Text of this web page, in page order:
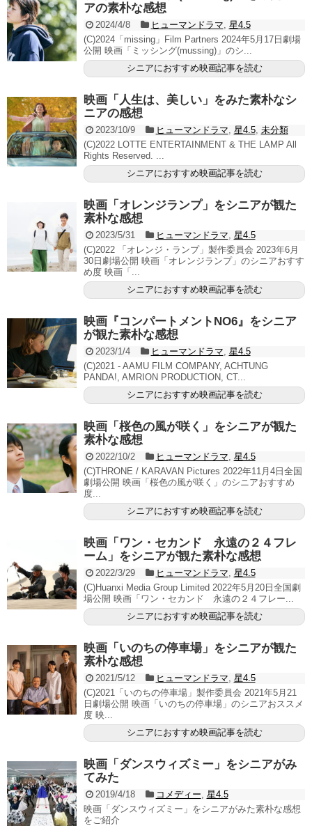
アの素朴な感想
2024/4/8 ヒューマンドラマ, 星4.5
(C)︎2024「missing」Film Partners 2024年5月17日劇場
公開 映画「ミッシング(mussing)」のシ...
シニアにおすすめ映画記事を読む
映画「人生は、美しい」をみた素朴なシ
ニアの感想
2023/10/9 ヒューマンドラマ, 星4.5, 未分類
(C)2022 LOTTE ENTERTAINMENT & THE LAMP All
Rights Reserved. ...
シニアにおすすめ映画記事を読む
映画「オレンジランプ」をシニアが観た
素朴な感想
2023/5/31 ヒューマンドラマ, 星4.5
(C)2022 「オレンジ・ランプ」製作委員会 2023年6月
30日劇場公開 映画「オレンジランプ」のシニアおすす
め度 映画「...
シニアにおすすめ映画記事を読む
映画『コンパートメントNO6』をシニア
が観た素朴な感想
2023/1/4 ヒューマンドラマ, 星4.5
(C)2021 - AAMU FILM COMPANY, ACHTUNG
PANDA!, AMRION PRODUCTION, CT...
シニアにおすすめ映画記事を読む
映画「桜色の風が咲く」をシニアが観た
素朴な感想
2022/10/2 ヒューマンドラマ, 星4.5
(C)THRONE / KARAVAN Pictures 2022年11月4日全国
劇場公開 映画「桜色の風が咲く」のシニアおすすめ
度...
シニアにおすすめ映画記事を読む
映画「ワン・セカンド 永遠の２４フレ
ーム」をシニアが観た素朴な感想
2022/3/29 ヒューマンドラマ, 星4.5
(C)Huanxi Media Group Limited 2022年5月20日全国劇
場公開 映画「ワン・セカンド 永遠の２４フレー...
シニアにおすすめ映画記事を読む
映画「いのちの停車場」をシニアが観た
素朴な感想
2021/5/12 ヒューマンドラマ, 星4.5
(C)2021「いのちの停車場」製作委員会 2021年5月21
日劇場公開 映画「いのちの停車場」のシニアおススメ
度 映...
シニアにおすすめ映画記事を読む
映画「ダンスウィズミー」をシニアがみ
てみた
2019/4/18 コメディー, 星4.5
映画「ダンスウィズミー」をシニアがみた素朴な感想
をご紹介